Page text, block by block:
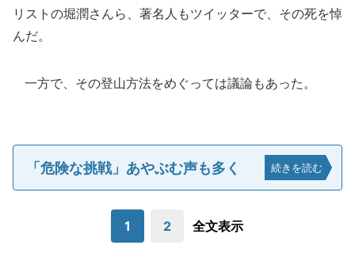
リストの堀潤さんら、著名人もツイッターで、その死を悼
んだ。
一方で、その登山方法をめぐっては議論もあった。
「危険な挑戦」あやぶむ声も多く 続きを読む
1 2 全文表示